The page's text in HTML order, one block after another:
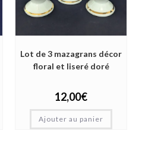
Lot de 3 mazagrans décor
floral et liseré doré
12,00€
Ajouter au panier